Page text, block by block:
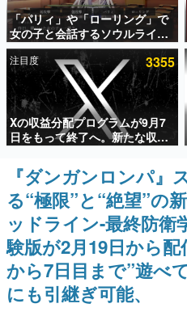
アプリセール情報
インタビュー
連載・特集一覧
殿堂入り記事
SNS拡散数が数千以
ど。多くの人々に読
事をまとめました。
ゲームの企画書
名作ゲームクリエイ
聞きし、ヒットする
きます。
赫本
この物語を解いては
の形をした短編ホラ
新世代に訊く
「パリィ」や「ローリング」で
女の子と会話するソウルライク
恋愛ゲーム『小早川さんはソウ
ルライク』無料公開。返事に失
敗すると「YOU DIED」
注目度 3355
Xの収益分配プログラムが9月7
日をもって終了へ。新たな収益
化制度「Original Content
Rewards Program」を発表
『ダンガンロンパ』
る“極限”と“絶望”の
ッドライン-最終防衛
験版が2月19日から
から7日目まで”遊べ
にも引継ぎ可能、